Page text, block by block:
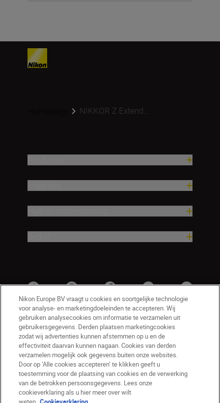
NIKKOR Z Extend...
BE(nl) Nikon Sites
Contact opnemen
Privacyverklaring
Gebruiksvoorwaarden
Nikon Europe BV vraagt u cookies en soortgelijke technologie
voor analyse- en marketingdoeleinden te accepteren. Wij
gebruiken analysecookies om informatie te verzamelen uit
gebruikersgegevens. Derden plaatsen marketingcookies
zodat wij advertenties kunnen afstemmen op u en de
effectiviteit daarvan kunnen nagaan. Cookies van derden
verzamelen mogelijk ook gegevens buiten onze websites.
Door op ‘Alle cookies accepteren’ te klikken geeft u
toestemming voor de plaatsing van cookies en de verwerking
van de betrokken persoonsgegevens. Lees onze
cookieverklaring als u hier meer over wilt